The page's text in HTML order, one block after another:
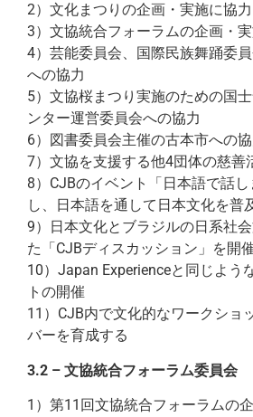
2）文化まつりの企画・実施に協力
3）文協統合フォーラムの企画・
4）芸能委員会、国際民族舞踊委
への協力
5）文協桜まつり実施のための国
ンター運営委員会への協力
6）図書委員会主催の古本市への
7）文協を支援する他4団体の慈善
8）CJBのイベント「日本語で話
し、日本語を通して日本文化を普
9）日本文化とブラジルの日系社
た「CJBディスカッション」を開
10）Japan Experienceと同じよう
トの開催
11）CJB内で文化的なワークショ
バーを育成する
3.2 – 文協統合フォーラム委員会
1）第11回文協統合フォーラムの